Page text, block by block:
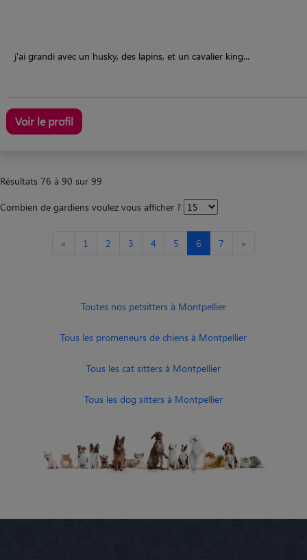
j'ai grandi avec un husky, des lapins, et un cavalier king...
Voir le profil
Résultats 76 à 90 sur 99
Combien de gardiens voulez vous afficher ?
« 1 2 3 4 5 6 7 »
Toutes nos petsitters à Montpellier
Tous les promeneurs de chiens à Montpellier
Tous les cat sitters à Montpellier
Tous les dog sitters à Montpellier